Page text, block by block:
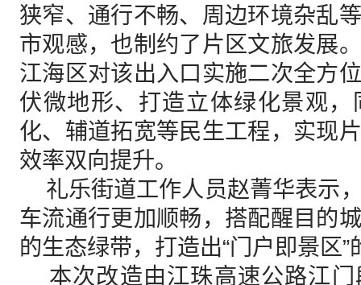
狭窄、通行不畅、周边环境杂乱
市观感，也制约了片区文旅发展
江海区对该出入口实施二次全方
伏微地形、打造立体绿化景观
化、辅道拓宽等民生工程，实现
效率双向提升。
礼乐街道工作人员赵菁华表示
车流通行更加顺畅，搭配醒目的
的生态绿带，打造出“门户即景区
本次改造由江珠高速公路江门